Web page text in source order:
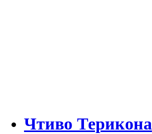
Чтиво Терикона